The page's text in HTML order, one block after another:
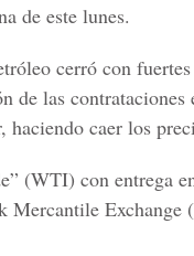
de este lunes.
cerró con
de las
caer los
(WTI) con entrega
Mercantile Exchange